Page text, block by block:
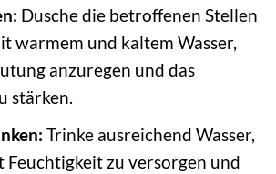
Dusche die betroffenen Stellen
warmem und kaltem Wasser,
anzuregen und das
stärken.
Trinke ausreichend Wasser,
Feuchtigkeit zu versorgen und